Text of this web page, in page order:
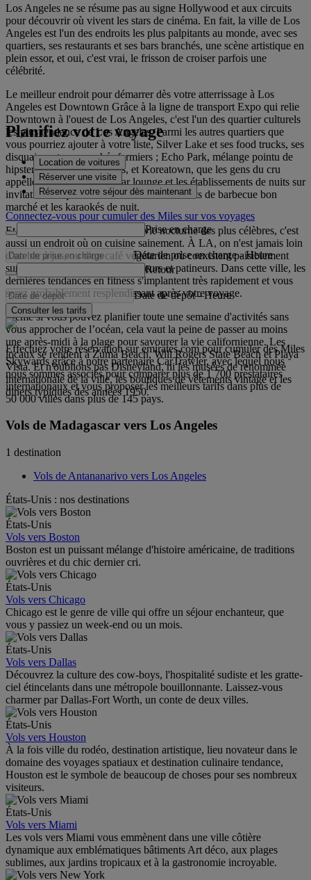
Los Angeles ne se résume pas au signe Hollywood et aux circuits
pour découvrir où vivent les stars de cinéma. En fait, la ville de Los
Angeles est l'un des endroits les plus palpitants au monde, avec ses
quartiers, ses restaurants et ses bars branchés, une scène artistique en
plein essor, et oui, c'est vrai, le frisson de croiser parfois une
célébrité.
Le meilleur endroit pour démarrer dès votre atterrissage à Los
Angeles est Downtown Grâce à la ligne de transport Expo qui relie
Downtown à l'ouest de Los Angeles, c'est l'un des quartier culturels
les plus tendance de Los Angeles. Parmi les autres quartiers que
vous pourriez ajouter à votre liste, Silver Lake et ses food trucks, ses
disquaires et ses marchés fermiers ; Echo Park, mélange pointu de
hipsters et de jeunes artistes, et Koreatown, que les gens du cru
appellent K-town, ou les bar lounge et les établissements de nuits sur
invitation uniquement côtoient les restaurants de barbecue bon
marché et les karaokés de nuit.
Et si la ville est réputée pour sa vie nocturne des plus célèbres, c'est
aussi un endroit où on cuisine sainement. À LA, on n'est jamais loin
d'un bar à jus, ou d'un café végétarien où coexistent paisiblement
surfeurs dorés par le soleil, coureurs et patineurs. Dans cette ville, les
dernières tendances en fitness s'implantent très rapidement et vous
serez probablement resplendissant après votre voyage.
Même si vous pouvez planifier toute une semaine d'activités sans
vous approcher de l’océan, cela vaut la peine de passer au moins
une après-midi à la plage pour savourer la vie californienne. Les
locaux se rendent à Zuma Beach, Will Rogers State Beach et Playa
Vista. Et n'oublions pas Disneyland, ni les musées de renommée
internationale de la ville, les boutiques de vêtements vintage et les
diners typiques des années 1950.
Planifiez votre voyage
Location de voitures
Réserver une visite
Réservez votre séjour dès maintenant
Connectez-vous pour cumuler des Miles sur vos voyages
Prise en charge
Date de prise en charge - Heure
Retour
Date de dépôt - Heure
Consulter les tarifs
Effectuez votre réservation sur emirates.com pour cumuler des Miles
Skywards grâce à notre partenaire CarTrawler, avec lequel nous
nous sommes associés pour comparer plus de 1 700 prestataires
internationaux et vous proposer les meilleurs tarifs dans plus de
50 000 villes dans plus de 145 pays.
Vols de Madagascar vers Los Angeles
1 destination
Vols de Antananarivo vers Los Angeles
États-Unis : nos destinations
États-Unis
Vols vers Boston
Boston est un puissant mélange d'histoire américaine, de traditions
ouvrières et du chic dernier cri.
États-Unis
Vols vers Chicago
Chicago est le genre de ville qui offre un séjour enchanteur, que
vous y passiez un week-end ou un mois.
États-Unis
Vols vers Dallas
Découvrez la culture des cow-boys, l'hospitalité sudiste et les gratte-
ciel étincelants dans une métropole bouillonnante. Laissez-vous
charmer par Dallas-Fort Worth, un conte de deux villes.
États-Unis
Vols vers Houston
À la fois ville du rodéo, destination artistique, lieu novateur dans le
domaine des voyages spatiaux et destination culinaire tendance,
Houston est le symbole de beaucoup de choses pour ses nombreux
visiteurs.
États-Unis
Vols vers Miami
Les vols vers Miami vous emmènent dans une ville côtière
dynamique aux emblématiques bâtiments Art déco, aux plages
sublimes, aux jardins tropicaux et à la gastronomie incroyable.